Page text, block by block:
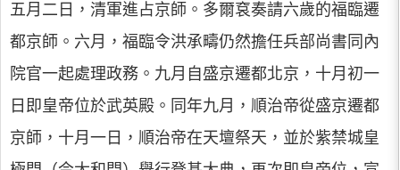
五月二日，清軍進占京師。多爾袞奏請六歲的福臨遷
都京師。六月，福臨令洪承疇仍然擔任兵部尚書同內
院官一起處理政務。九月自盛京遷都北京，十月初一
日即皇帝位於武英殿。同年九月，順治帝從盛京遷都
京師，十月一日，順治帝在天壇祭天，並於紫禁城皇